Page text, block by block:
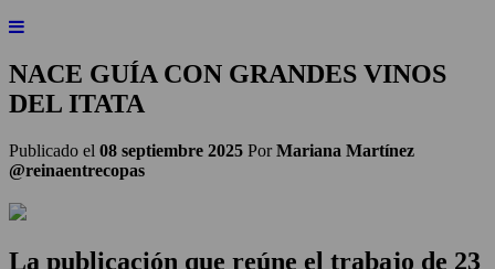
NACE GUÍA CON GRANDES VINOS
DEL ITATA
Publicado el 08 septiembre 2025 PorMariana Martínez
@reinaentrecopas
La publicación que reúne el trabajo de 23